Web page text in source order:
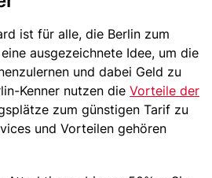
ist für alle, die Berlin zum
ausgezeichnete Idee, um die
und dabei Geld zu
Kenner nutzen die Vorteile der
zum günstigen Tarif zu
und Vorteilen gehören